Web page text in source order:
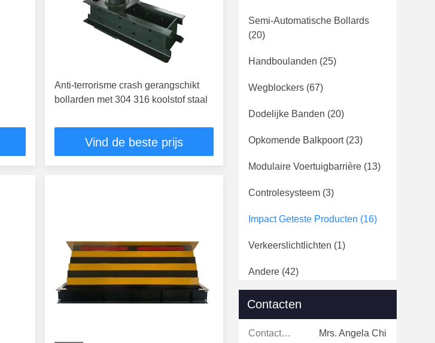
Anti-terrorisme crash gerangschikt
bollarden met 304 316 koolstof staal
Vind de beste prijs
Semi-Automatische Bollards
(20)
Handboulanden (25)
Wegblockers (67)
Dodelijke Banden (20)
Opkomende Balkpoort(23)
Modulaire Voertuigbarrière (13)
Controlesysteem (3)
Impact Geteste Producten (16)
Verkeerslichtlichten (1)
Andere (42)
Contacten
Contacten: Mrs. Angela Chi